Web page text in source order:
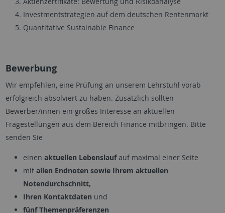
Investmentstrategien auf dem deutschen Rentenmarkt
Quantitative Sustainable Finance
Bewerbung
Wir empfehlen, eine Prüfung an unserem Lehrstuhl vorab
erfolgreich absolviert zu haben. Zusätzlich sollten
Bewerber/innen ein großes Interesse an aktuellen
Fragestellungen aus dem Bereich Finance mitbringen. Bitte
senden Sie
einen aktuellen Lebenslaufauf maximal einer Seite
mit allen Endnoten sowie Ihrem aktuellen
Notendurchschnitt,
Ihren Kontaktdaten und
fünf Themenpräferenzen